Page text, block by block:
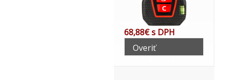
68,88€ s DPH
Overiť
telefonicky